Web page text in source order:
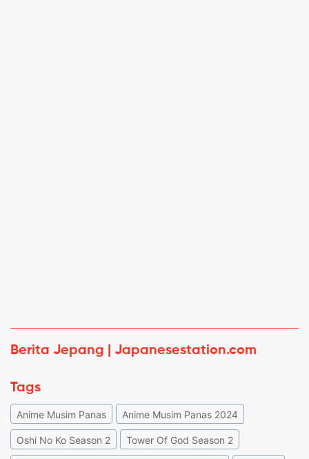
Berita Jepang | Japanesestation.com
Tags
Anime Musim Panas Anime Musim Panas 2024
Oshi No Ko Season 2 Tower Of God Season 2